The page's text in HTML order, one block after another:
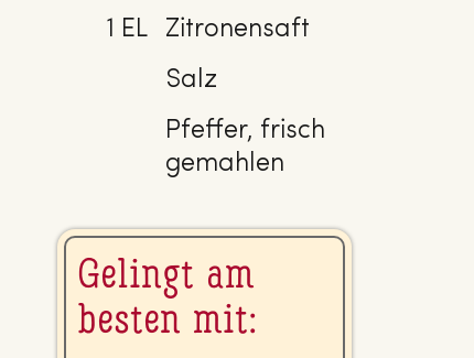
1 EL
Zitronensaft
Salz
Pfeffer, frisch
gemahlen
Gelingt am
besten mit: